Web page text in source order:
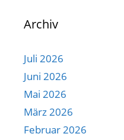
Archiv
Juli 2026
Juni 2026
Mai 2026
März 2026
Februar 2026